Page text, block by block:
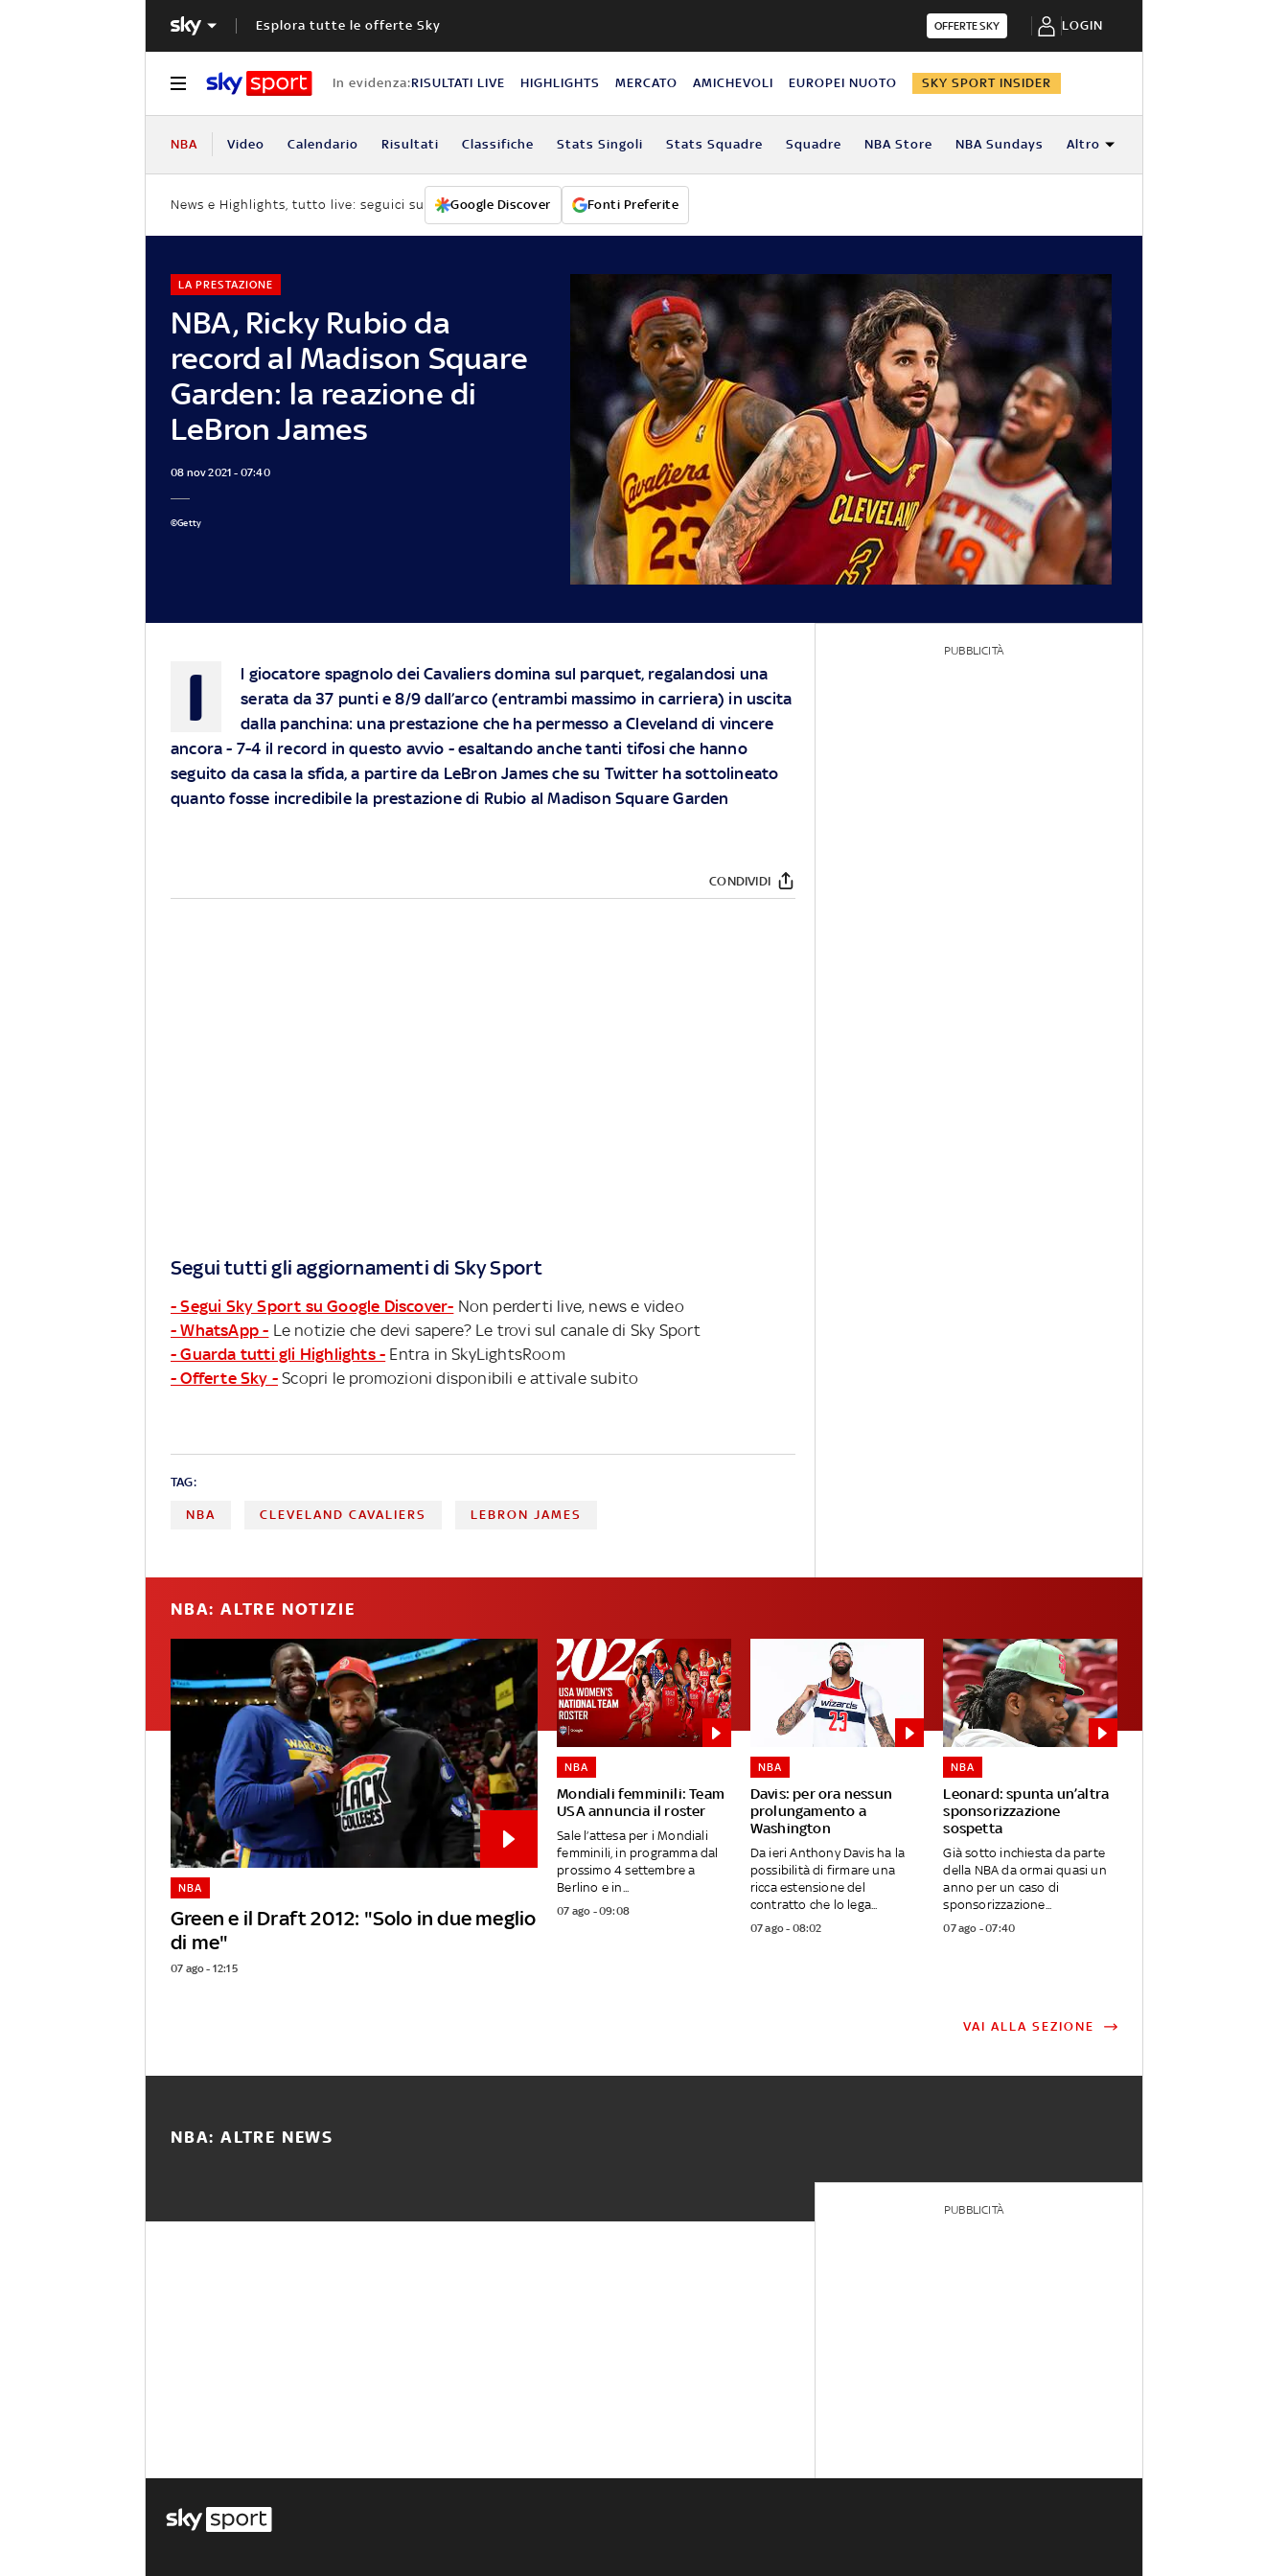
Esplora tutte le offerte Sky OFFERTE SKY LOGIN
In evidenza:RISULTATI LIVE HIGHLIGHTS MERCATO AMICHEVOLI EUROPEI NUOTO SKY SPORT INSIDER
NBA Video Calendario Risultati Classifiche Stats Singoli Stats Squadre Squadre NBA Store NBA Sundays Altro
News e Highlights, tutto live: seguici su Google Discover Fonti Preferite
NBA, Ricky Rubio da
record al Madison Square
Garden: la reazione di
LeBron James
LA PRESTAZIONE
08 nov 2021 - 07:40
©Getty
I
l giocatore spagnolo dei Cavaliers domina sul parquet, regalandosi una
serata da 37 punti e 8/9 dall’arco (entrambi massimo in carriera) in uscita
dalla panchina: una prestazione che ha permesso a Cleveland di vincere
ancora - 7-4 il record in questo avvio - esaltando anche tanti tifosi che hanno
seguito da casa la sfida, a partire da LeBron James che su Twitter ha sottolineato
quanto fosse incredibile la prestazione di Rubio al Madison Square Garden
CONDIVIDI
Segui tutti gli aggiornamenti di Sky Sport
- Segui Sky Sport su Google Discover- Non perderti live, news e video
- WhatsApp - Le notizie che devi sapere? Le trovi sul canale di Sky Sport
- Guarda tutti gli Highlights - Entra in SkyLightsRoom
- Offerte Sky - Scopri le promozioni disponibili e attivale subito
TAG:
NBA CLEVELAND CAVALIERS LEBRON JAMES
PUBBLICITÀ
NBA: ALTRE NOTIZIE
Green e il Draft 2012: "Solo in due meglio
di me"
NBA
07 ago - 12:15
Mondiali femminili: Team
USA annuncia il roster
NBA
Sale l’attesa per i Mondiali
femminili, in programma dal
prossimo 4 settembre a
Berlino e in...
07 ago - 09:08
Davis: per ora nessun
prolungamento a
Washington
NBA
Da ieri Anthony Davis ha la
possibilità di firmare una
ricca estensione del
contratto che lo lega...
07 ago - 08:02
Leonard: spunta un’altra
sponsorizzazione
sospetta
NBA
Già sotto inchiesta da parte
della NBA da ormai quasi un
anno per un caso di
sponsorizzazione...
07 ago - 07:40
VAI ALLA SEZIONE
NBA: ALTRE NEWS
PUBBLICITÀ